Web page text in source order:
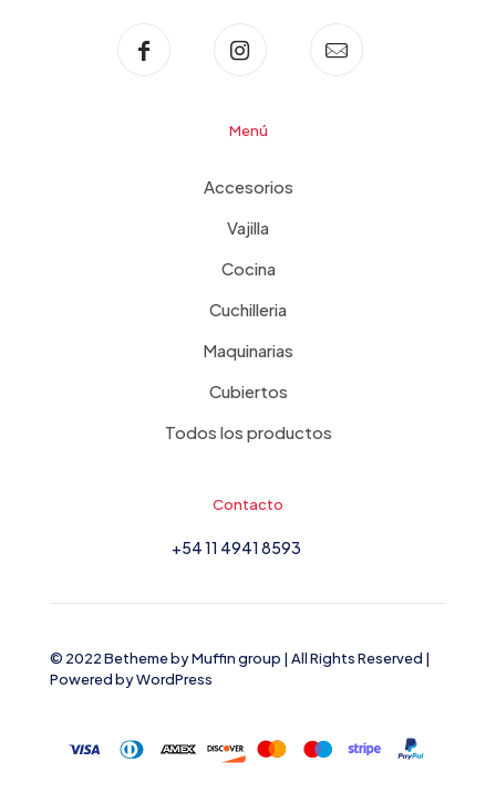
Menú
Accesorios
Vajilla
Cocina
Cuchilleria
Maquinarias
Cubiertos
Todos los productos
Contacto
+54 11 4941 8593
© 2022 Betheme byMuffin group | All Rights Reserved |
Powered byWordPress